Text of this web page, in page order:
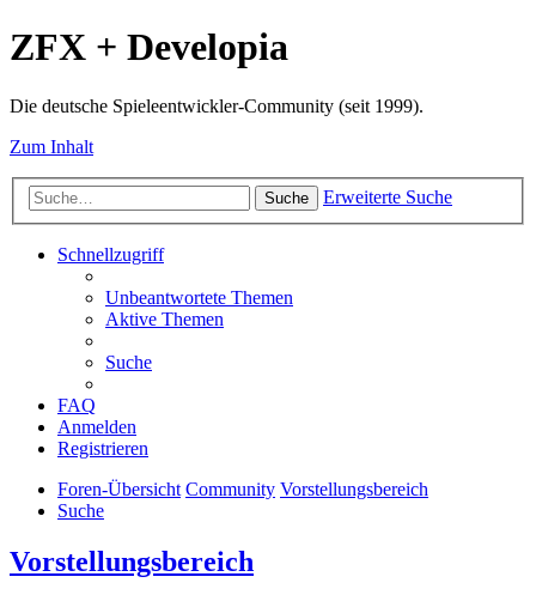
ZFX + Developia
Die deutsche Spieleentwickler-Community (seit 1999).
Zum Inhalt
Suche Erweiterte Suche
Schnellzugriff
Unbeantwortete Themen
Aktive Themen
Suche
FAQ
Anmelden
Registrieren
Foren-Übersicht Community Vorstellungsbereich
Suche
Vorstellungsbereich